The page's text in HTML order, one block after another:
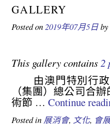
GALLERY
Posted on2019年07月5日by
This gallery contains2
由澳門特別行政
（集團）總公司合
術節 … Continue
Posted in 展消會, 文化, 會